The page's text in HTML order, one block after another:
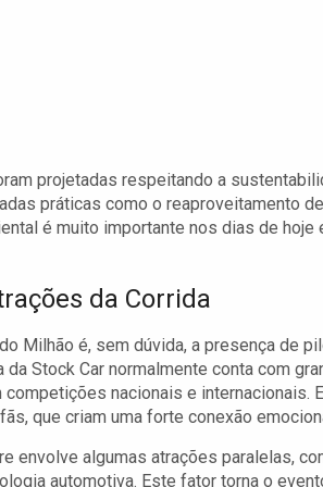
projetadas respeitando a
práticas como o reaproveitamento
é muito importante nos dias de
da Corrida
Milhão é, sem dúvida, a presença de
da Stock Car normalmente conta com
nacionais e internacionais.
que criam uma forte conexão
envolve algumas atrações paralelas,
automotiva. Este fator torna o